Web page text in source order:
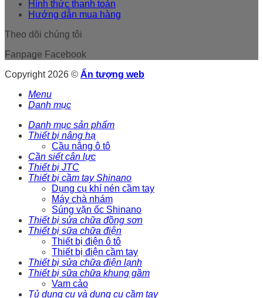
Hình thức thanh toán
Hướng dẫn mua hàng
Theo dõi chúng tôi
Fanpage Facebook
Copyright 2026 © Ấn tượng web
Menu
Danh mục
Danh mục sản phẩm
Thiết bị nâng hạ
Cầu nâng ô tô
Cần siết cân lực
Thiết bị JTC
Thiết bị cầm tay Shinano
Dụng cụ khí nén cầm tay
Máy chà nhám
Súng vặn ốc Shinano
Thiết bị sửa chữa đồng sơn
Thiết bị sữa chữa điện
Thiết bị điện ô tô
Thiết bị điện cầm tay
Thiết bị sửa chữa điện lạnh
Thiết bị sữa chữa khung gầm
Vam cảo
Tủ dụng cụ và dụng cụ cầm tay